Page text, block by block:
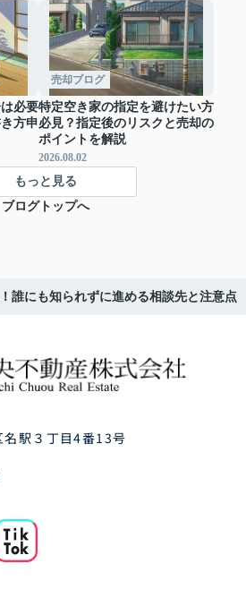
必要
方申
売却ブログ
特定空き家の指定を避けたい方
必見？指定後のリスクと売却の
ポイントを解説
2026.08.02
もっと見る
ブログトップへ
誰にも知られずに進める相談先と注意点
駅３丁目4番13号